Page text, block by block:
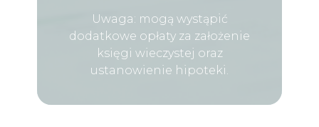
Uwaga: mogą wystąpić
dodatkowe opłaty za założenie
księgi wieczystej oraz
ustanowienie hipoteki.